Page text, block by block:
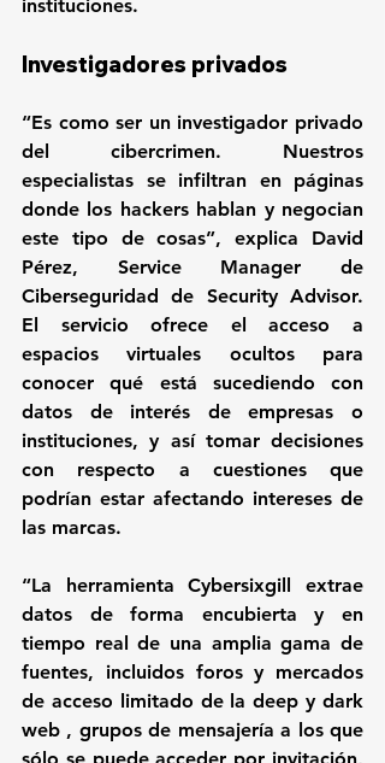
instituciones.
Investigadores privados
“Es como ser un investigador privado
del cibercrimen. Nuestros
especialistas se infiltran en páginas
donde los hackers hablan y negocian
este tipo de cosas”, explica David
Pérez, Service Manager de
Ciberseguridad de Security Advisor.
El servicio ofrece el acceso a
espacios virtuales ocultos para
conocer qué está sucediendo con
datos de interés de empresas o
instituciones, y así tomar decisiones
con respecto a cuestiones que
podrían estar afectando intereses de
las marcas.
“La herramienta Cybersixgill extrae
datos de forma encubierta y en
tiempo real de una amplia gama de
fuentes, incluidos foros y mercados
de acceso limitado de la deep y dark
web , grupos de mensajería a los que